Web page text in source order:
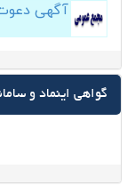
آگهی
گواهی اینماد و